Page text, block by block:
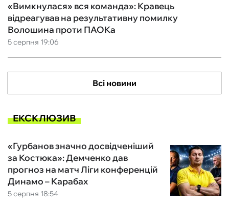
5 серпня 19:06
«Вимкнулася» вся команда»: Кравець
відреагував на результативну помилку
Волошина проти ПАОКа
Всі новини
ЕКСКЛЮЗИВ
5 серпня 18:54
«Гурбанов значно досвідченіший
за Костюка»: Демченко дав
прогноз на матч Ліги конференцій
Динамо – Карабах